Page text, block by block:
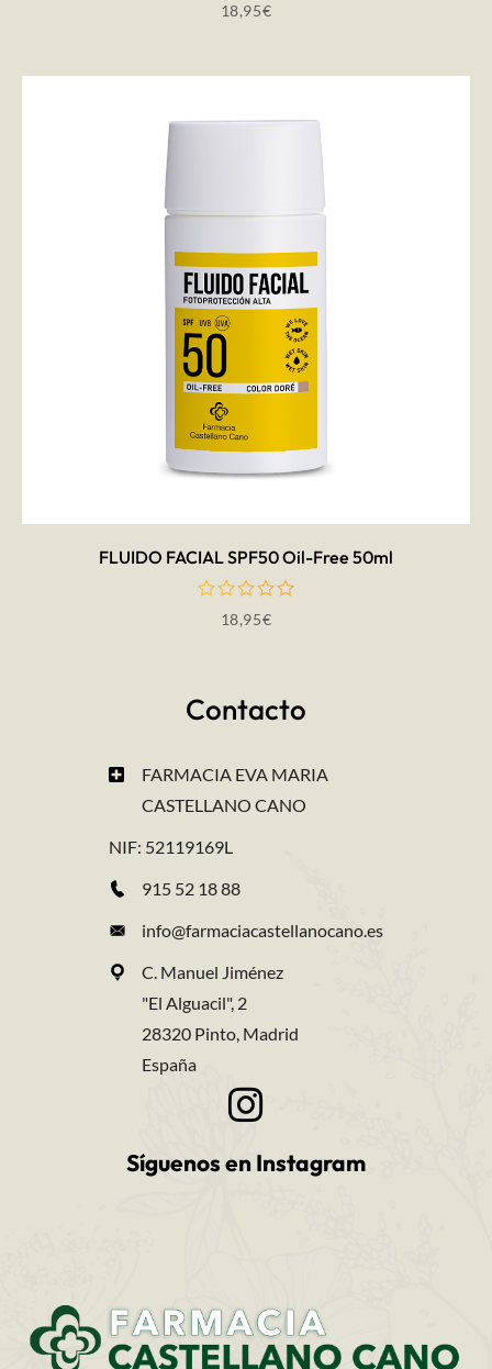
18,95€
AÑADIR AL CARRITO
FLUIDO FACIAL SPF50 Oil-Free 50ml
18,95€
Contacto
FARMACIA EVA MARIA
CASTELLANO CANO
NIF: 52119169L
915 52 18 88
info@farmaciacastellanocano.es
C. Manuel Jiménez
"El Alguacil", 2
28320 Pinto, Madrid
España
Síguenos en Instagram